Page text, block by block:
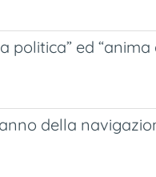
politica” ed
della